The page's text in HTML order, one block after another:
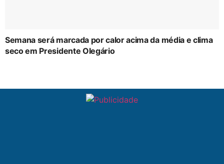
Semana será marcada por calor acima da média e clima
seco em Presidente Olegário